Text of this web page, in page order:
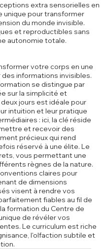
extra sensorielles en
unique pour transformer
du monde invisible.
et reproductibles sans
autonomie totale.
votre corps en une
informations invisibles.
se distingue par
sur la simplicité et
jours est idéale pour
intuition et leur pratique
: ici, la clé réside
et recevoir des
précieux qui rend
réservé à une élite. Le
vous permettant une
règnes de la nature.
claires pour
de dimensions
visent à rendre vos
fiables au fil de
formation du Centre de
de révéler vos
Le curriculum est riche
l'olfaction subtile et